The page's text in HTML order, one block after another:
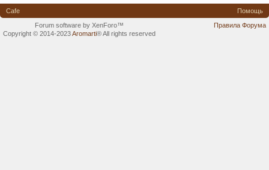
Cafe
Помощь
Правила Форума
Forum software by XenForo™
Copyright © 2014-2023Aromarti®All rights reserved